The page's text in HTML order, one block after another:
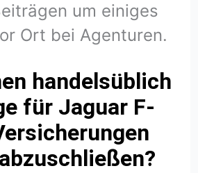
um einiges
Ort bei Agenturen.
handelsüblich
für Jaguar F-